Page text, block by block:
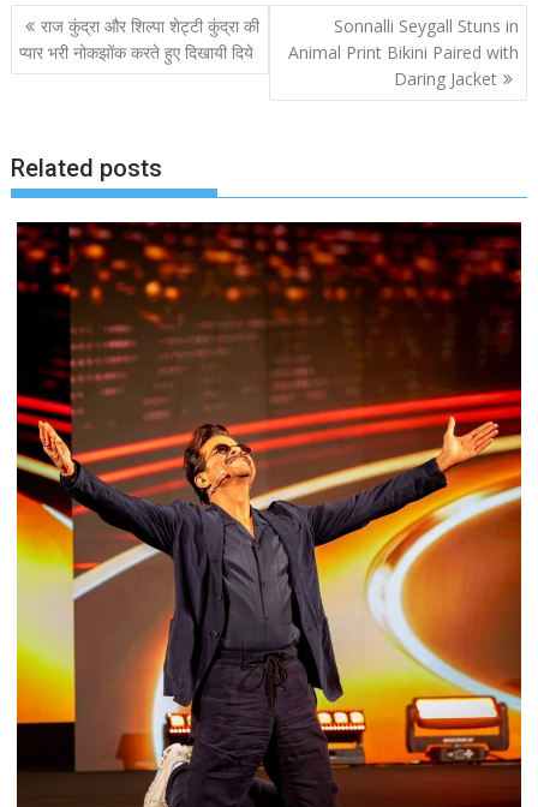
Post
navigation
राज कुंद्रा और शिल्पा शेट्टी कुंद्रा की
प्यार भरी नोकझोंक करते हुए दिखायी दिये
Sonnalli Seygall Stuns in
Animal Print Bikini Paired with
Daring Jacket
Related posts